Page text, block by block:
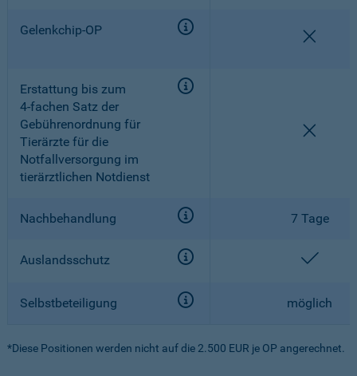
Gelenkchip-OP
Erstattung bis zum
4-fachen Satz der
Gebührenordnung für
Tierärzte für die
Notfallversorgung im
tierärztlichen Notdienst
Nachbehandlung 7 Tage
Auslandsschutz
Selbstbeteiligung möglich
*Diese Positionen werden nicht auf die 2.500 EUR je OP angerechnet.